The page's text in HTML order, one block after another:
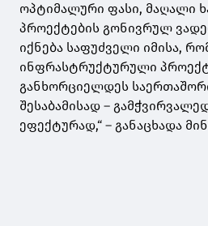
ოპტიმალური ფასი, მაღალი
პროექტების გონივრულ
იქნება საფუძველი იმისა,
ინფრასტრუქტურული
განხორციელდეს
შესაბამისად –
ეფექტურად,“ – განაცხადა